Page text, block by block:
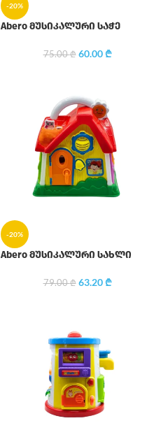
-20%
Abero მუსიკალური საჭე
75.00₾ 60.00₾
-20%
Abero მუსიკალური სახლი
79.00₾ 63.20₾